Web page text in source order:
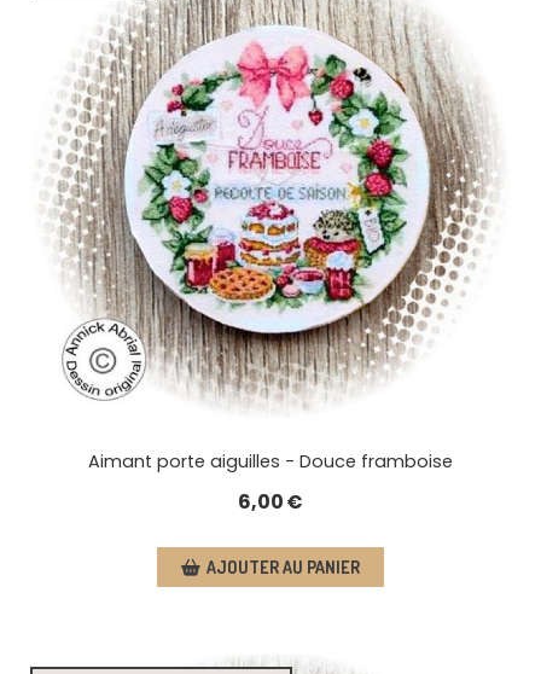
Aimant porte aiguilles - Douce framboise
6,00€
AJOUTER AU PANIER